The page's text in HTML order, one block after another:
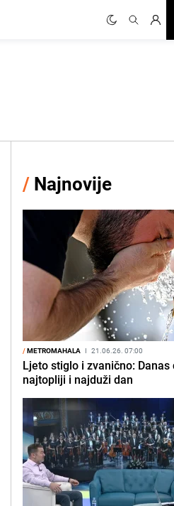
/ Najnovije
/METROMAHALA I 21.06.26. 07:00
Ljeto stiglo i zvanično: Danas
najtopliji i najduži dan